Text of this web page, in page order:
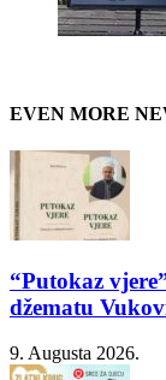
EVEN MORE
“Putokaz
džematu
9. Augusta 2026.